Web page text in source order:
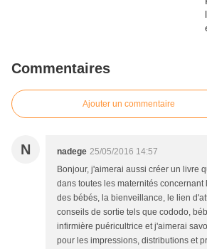
Commentaires
Ajouter un commentaire
N nadege 25/05/2016 14:57
Bonjour, j'aimerai aussi créer un livre
dans toutes les maternités concernant
des bébés, la bienveillance, le lien
conseils de sortie tels que cododo,
infirmière puéricultrice et j'aimerai
pour les impressions, distributions et